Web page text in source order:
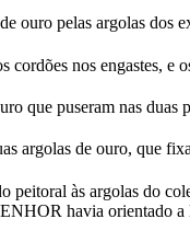
ouro pelas argolas dos
cordões nos engastes, e
que puseram nas
argolas de ouro, que
peitoral às argolas do
havia orientado a